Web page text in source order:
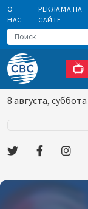
О
НАС
РЕКЛАМА НА
САЙТЕ
8 августа, суббота